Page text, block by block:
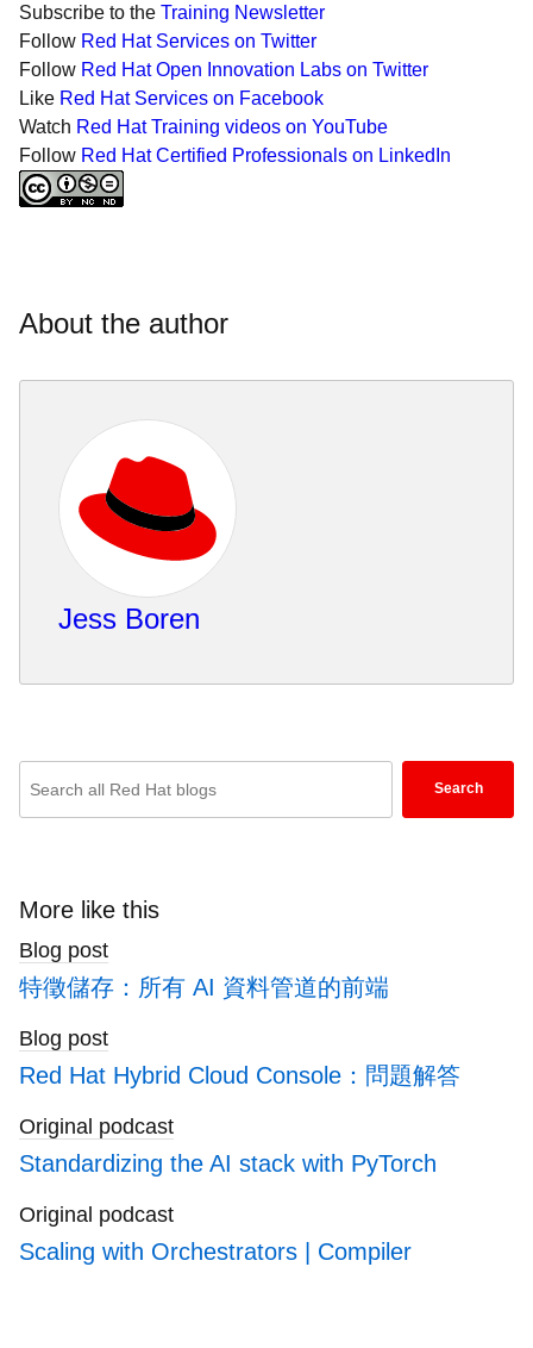
Subscribe to the Training Newsletter
Follow Red Hat Services on Twitter
Follow Red Hat Open Innovation Labs on Twitter
Like Red Hat Services on Facebook
Watch Red Hat Training videos on YouTube
Follow Red Hat Certified Professionals on LinkedIn
About the author
Jess Boren
search
Search
More like this
Blog post
特徵儲存：所有 AI 資料管道的前端
Blog post
Red Hat Hybrid Cloud Console：問題解答
Original podcast
Standardizing the AI stack with PyTorch
Original podcast
Scaling with Orchestrators | Compiler